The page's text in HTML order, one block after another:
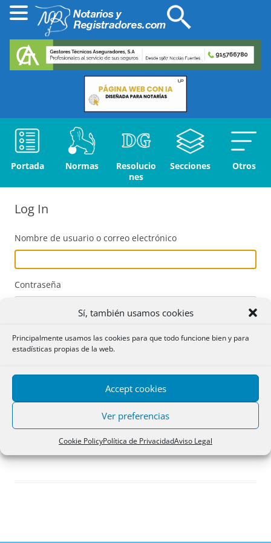
Sí, también usamos cookies
Principalmente usamos las cookies para que todo funcione bien y para
estadísticas propias de la web.
Accept cookies
Ver preferencias
Cookie PolicyPolítica de PrivacidadAviso Legal
Portada Normas
Resolucio
nes
Secciones Otros
Log In
Nombre de usuario o correo electrónico
Contraseña
Acceder
Registro
¿Has olvidado tu contraseña?